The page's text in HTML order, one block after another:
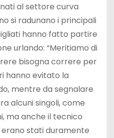
al settore curva
si radunano i principali
hanno fatto partire
urlando: “Meritiamo di
bisogna correre per
hanno evitato la
mentre da segnalare
alcuni singoli, come
ma anche il tecnico
erano stati duramente